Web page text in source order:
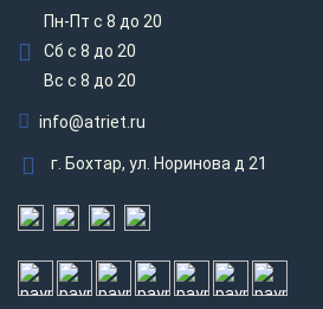
Пн-Пт с 8 до 20
Сб с 8 до 20
Вс c 8 до 20
info@atriet.ru
г. Бохтар, ул. Норинова д 21